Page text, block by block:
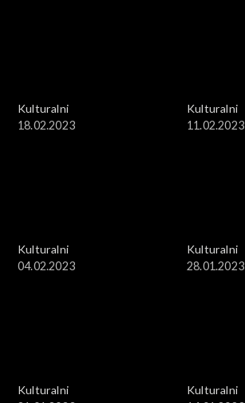
Kulturalni
18.02.2023
Kulturalni
11.02.2023
Kulturalni
04.02.2023
Kulturalni
28.01.2023
Kulturalni
Kulturalni